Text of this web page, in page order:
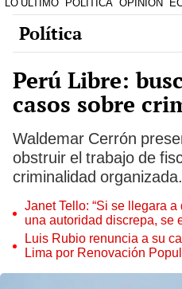
LO ÚLTIMO POLÍTICA OPINIÓN
Política
Perú Libre:
casos sobre
Waldemar Cerrón
obstruir el trabajo de
criminalidad organizada.
Janet Tello: “Si se llegara
una autoridad discrepa, se
judicial”
Luis Rubio renuncia a su
Lima por Renovación